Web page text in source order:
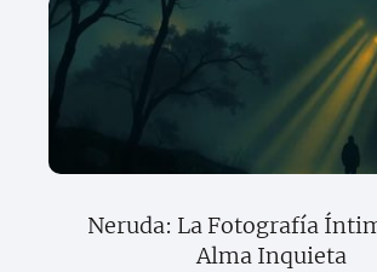
Neruda: La Fotografía
Alma Inquieta